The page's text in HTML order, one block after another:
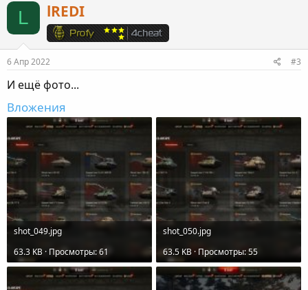
L lREDI
6 Апр 2022 #3
И ещё фото...
Вложения
shot_049.jpg
63.3 KB · Просмотры: 61
shot_050.jpg
63.5 KB · Просмотры: 55